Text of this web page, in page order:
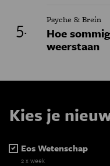
Psyche & Brein
Hoe
weerstaan
Kies je
Eos Wetenschap
2 x week